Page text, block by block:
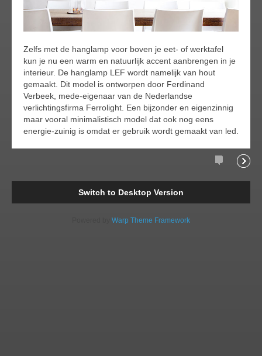
Zelfs met de hanglamp voor boven je eet- of werktafel
kun je nu een warm en natuurlijk accent aanbrengen in je
interieur. De hanglamp LEF wordt namelijk van hout
gemaakt. Dit model is ontworpen door Ferdinand
Verbeek, mede-eigenaar van de Nederlandse
verlichtingsfirma Ferrolight. Een bijzonder en eigenzinnig
maar vooral minimalistisch model dat ook nog eens
energie-zuinig is omdat er gebruik wordt gemaakt van led.
Comments
Switch to Desktop Version
Warp Theme Framework